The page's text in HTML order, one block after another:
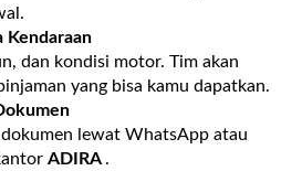
Kendaraan
dan kondisi motor. Tim akan
yang bisa kamu dapatkan.
lewat WhatsApp atau
ADIRA .